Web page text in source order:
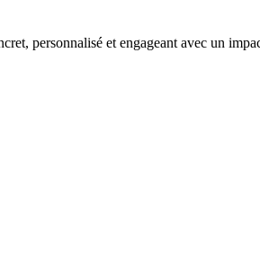
personnalisé et engageant avec un